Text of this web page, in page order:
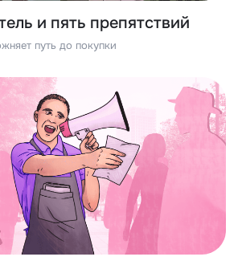
и пять препятствий
путь до покупки